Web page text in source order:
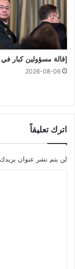
إقالة مسؤولين كبار
2026-08-06
اترك تعليقاً
لن يتم نشر عنوان بريدك